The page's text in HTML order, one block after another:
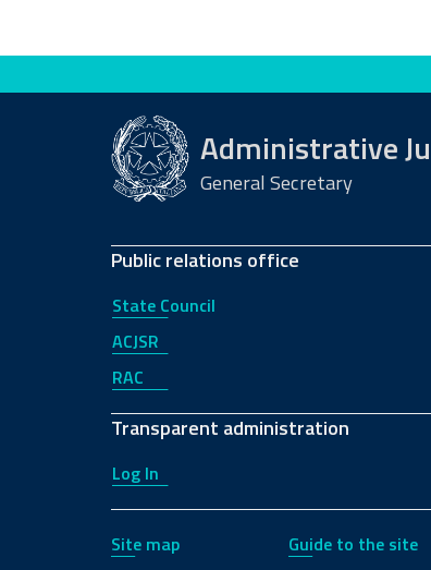
Evaluate this site
Administrative
General Secretary
Public relations office
State Council
ACJSR
RAC
Transparent administration
Log In
Site map Guide to the site